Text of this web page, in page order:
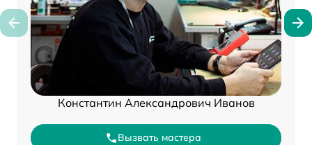
Константин Александрович Иванов
Вызвать мастера